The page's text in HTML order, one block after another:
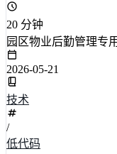
20 分钟
园区物业后勤管理专
2026-05-21
技术
/
低代码